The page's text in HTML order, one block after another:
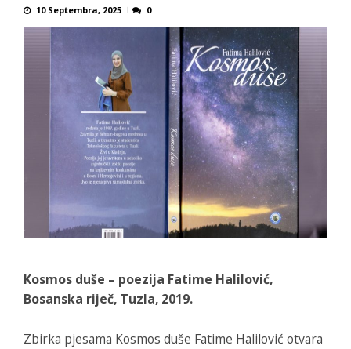
10 Septembra, 2025 0
Kosmos duše – poezija Fatime Halilović,
Bosanska riječ, Tuzla, 2019.
Zbirka pjesama Kosmos duše Fatime Halilović otvara